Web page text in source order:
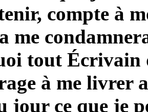
compte à
me
tout
à me livrer
jour ce que je